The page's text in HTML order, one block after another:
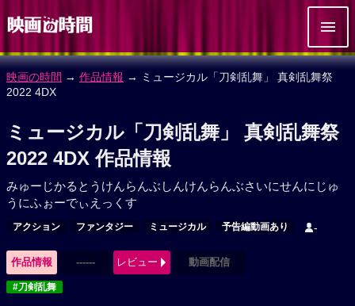
映画の時間 → 作品情報 → ミュージカル「刀剣乱舞」 真剣乱舞祭
2022 4DX
ミュージカル「刀剣乱舞」 真剣乱舞祭
2022 4DX 作品情報
みゅーじかるとうけんらんぶしんけんらんぶさいにせんにじゅ
うにふぉーでぃえっくす
アクション ファンタジー ミュージカル 予告編動画あり -
作品情報 ------ レビュー 動画配信
#刀剣乱舞